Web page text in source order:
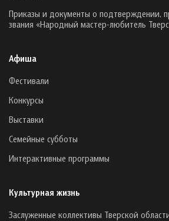
Приказы и документы о подтверждении,
звания «Народный мастер-любитель
Афиша
Фестивали
Конкурсы
Выставки
Семейные субботы
Интерактивные программы
Культурная жизнь
Заслуженные коллективы Тверской